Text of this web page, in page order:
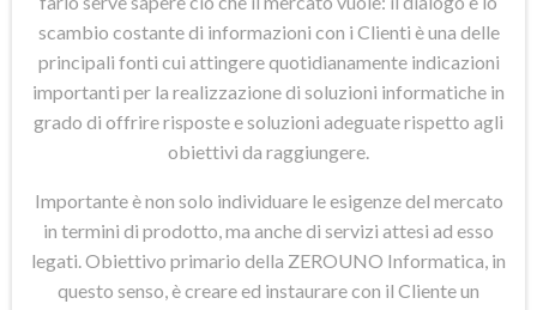
scambio costante di informazioni con i Clienti è una delle
principali fonti cui attingere quotidianamente indicazioni
importanti per la realizzazione di soluzioni informatiche in
grado di offrire risposte e soluzioni adeguate rispetto agli
obiettivi da raggiungere.
Importante è non solo individuare le esigenze del mercato
in termini di prodotto, ma anche di servizi attesi ad esso
legati. Obiettivo primario della ZEROUNO Informatica, in
questo senso, è creare ed instaurare con il Cliente un